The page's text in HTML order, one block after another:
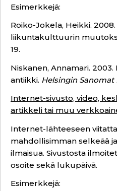
Esimerkkejä:
Roiko-Jokela, Heikki.
liikuntakulttuurin
19.
Niskanen, Annamari. 2003.
antiikki. Helsingin Sanomat
Internet-sivusto, video,
artikkeli tai muu
Internet-lähteeseen
mahdollisimman selkeää
ilmaisua. Sivustosta
osoite sekä lukupäivä.
Esimerkkejä: